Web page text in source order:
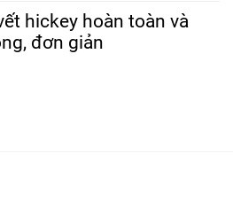
hickey hoàn toàn và
đơn giản